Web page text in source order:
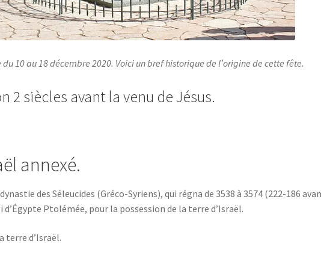
10 au 18 décembre 2020. Voici un bref historique de l’origine de cette fête.
2 siècles avant la venu de Jésus.
annexé.
des Séleucides (Gréco-Syriens), qui régna de 3538 à 3574 (222-186
Ptolémée, pour la possession de la terre d’Israël.
terre d’Israël.